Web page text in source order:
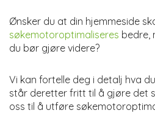
Ønsker du at din hjemmeside
søkemotoroptimaliseres bedre,
du bør gjøre videre?
Vi kan fortelle deg i detalj hva
står deretter fritt til å gjøre det
oss til å utføre